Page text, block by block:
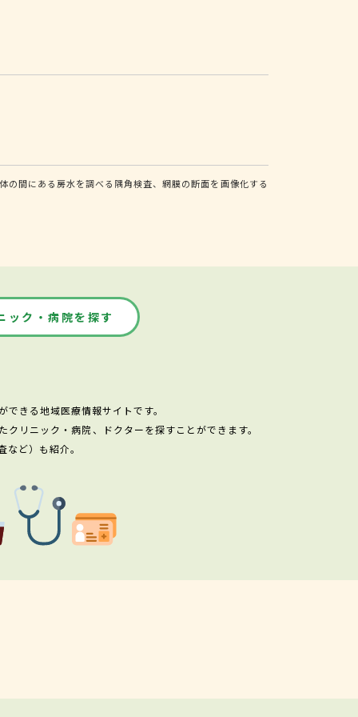
間にある房水を調べる隅角検査、網膜の断面を画像化する
ック・病院を探す
きる地域医療情報サイトです。
リニック・病院、ドクターを探すことができます。
ど）も紹介。